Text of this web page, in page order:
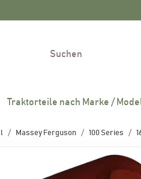
Traktorteile nach Marke /
Massey Ferguson 100 Series